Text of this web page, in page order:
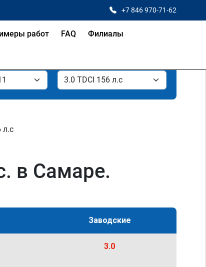
+7 846 970-71-62
работ FAQ Филиалы
л.с
в Самаре.
Заводские
3.0